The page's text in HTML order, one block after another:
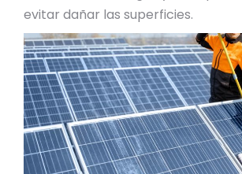
evitar dañar las superficies.